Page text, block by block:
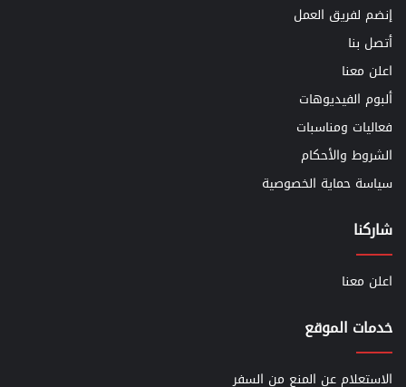
إنضم لفريق العمل
أتصل بنا
اعلن معنا
ألبوم الفيديوهات
فعاليات ومناسبات
الشروط والأحكام
سياسة حماية الخصوصية
شاركنا
اعلن معنا
خدمات الموقع
الاستعلام عن المنع من السفر